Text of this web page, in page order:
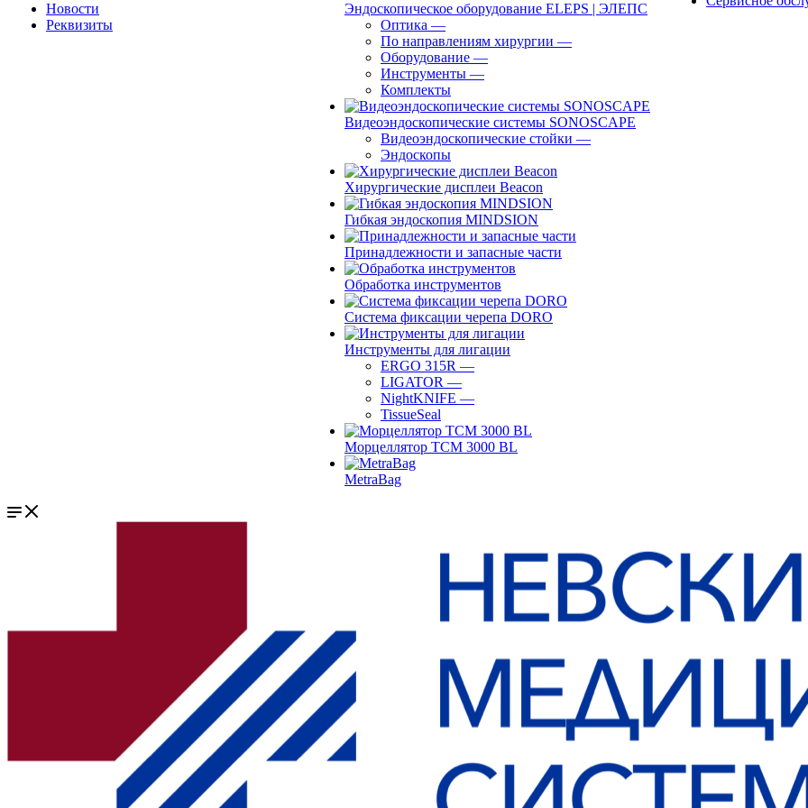
Новости
Реквизиты
Эндоскопическое оборудование ELEPS | ЭЛЕПС
Оптика —
По направлениям хирургии —
Оборудование —
Инструменты —
Комплекты
Видеоэндоскопические системы SONOSCAPE
Видеоэндоскопические стойки —
Эндоскопы
Хирургические дисплеи Beacon
Гибкая эндоскопия MINDSION
Принадлежности и запасные части
Обработка инструментов
Система фиксации черепа DORO
Инструменты для лигации
ERGO 315R —
LIGATOR —
NightKNIFE —
TissueSeal
Морцеллятор ТСМ 3000 BL
MetraBag